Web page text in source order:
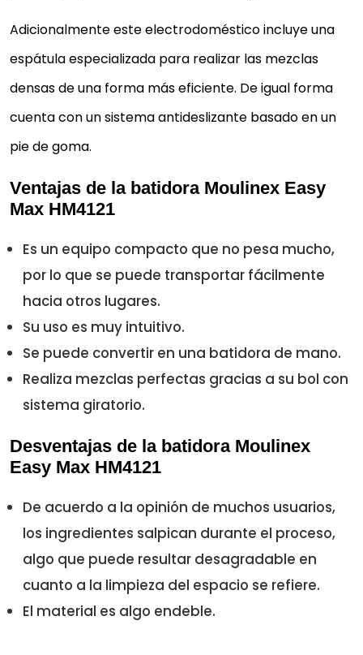
de pastel, pasta de pizza o pan y batidor para
montar una base de pastel, pasta de pizza...
Bol de plástico con giro automático de 2,5 L
Botón de expulsión de las varillas; elles y el bol son
compatibles con lavavajillas
Comprar YA
Adicionalmente este electrodoméstico incluye una
espátula especializada para realizar las mezclas
densas de una forma más eficiente. De igual forma
cuenta con un sistema antideslizante basado en un
pie de goma.
Ventajas de la batidora Moulinex Easy
Max HM4121
Es un equipo compacto que no pesa mucho,
por lo que se puede transportar fácilmente
hacia otros lugares.
Su uso es muy intuitivo.
Se puede convertir en una batidora de mano.
Realiza mezclas perfectas gracias a su bol con
sistema giratorio.
Desventajas de la batidora Moulinex
Easy Max HM4121
De acuerdo a la opinión de muchos usuarios,
los ingredientes salpican durante el proceso,
algo que puede resultar desagradable en
cuanto a la limpieza del espacio se refiere.
El material es algo endeble.